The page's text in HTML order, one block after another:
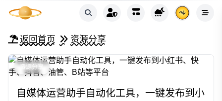
返回首页 资源分享
资源分享
自媒体运营助手自动化工具，一键发布到小